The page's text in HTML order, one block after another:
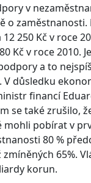
v
o
250 Kč v roce
Kč v roce 2010.
a to
důsledku
financí
se také zrušilo,
mohli pobírat v
80 %
65%.
korun.